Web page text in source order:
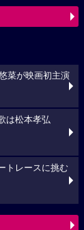
菜が映画初主演
は松本孝弘
トレースに挑む